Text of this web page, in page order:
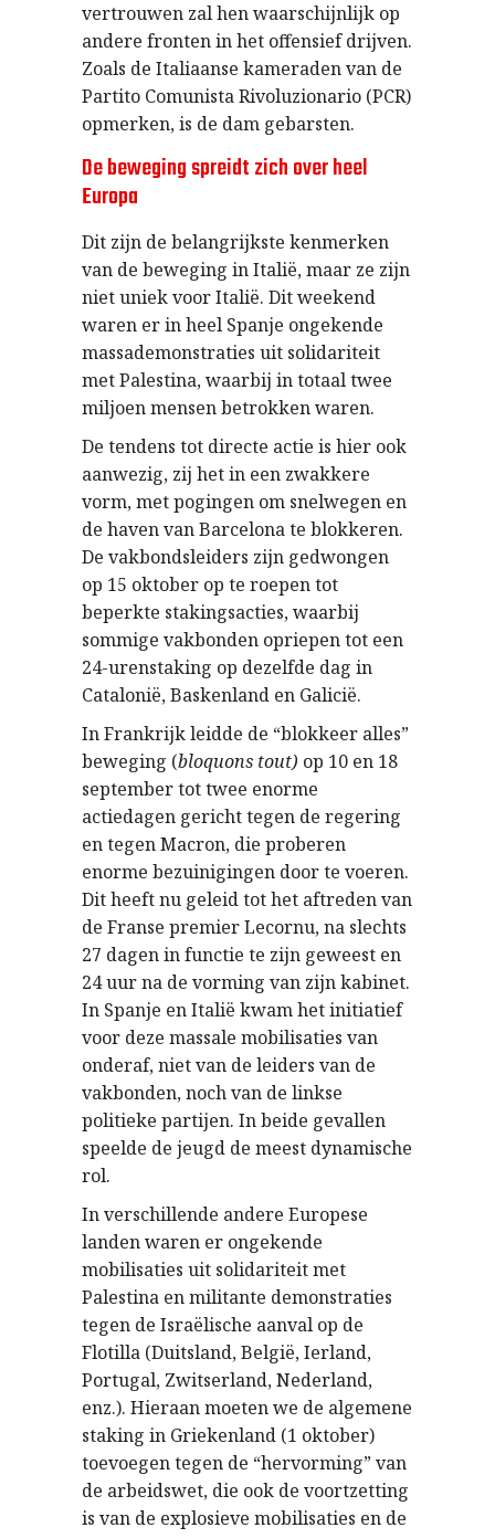
vertrouwen zal hen waarschijnlijk op
andere fronten in het offensief drijven.
Zoals de Italiaanse kameraden van de
Partito Comunista Rivoluzionario (PCR)
opmerken, is de dam gebarsten.
De beweging spreidt zich over heel
Europa
Dit zijn de belangrijkste kenmerken
van de beweging in Italië, maar ze zijn
niet uniek voor Italië. Dit weekend
waren er in heel Spanje ongekende
massademonstraties uit solidariteit
met Palestina, waarbij in totaal twee
miljoen mensen betrokken waren.
De tendens tot directe actie is hier ook
aanwezig, zij het in een zwakkere
vorm, met pogingen om snelwegen en
de haven van Barcelona te blokkeren.
De vakbondsleiders zijn gedwongen
op 15 oktober op te roepen tot
beperkte stakingsacties, waarbij
sommige vakbonden opriepen tot een
24-urenstaking op dezelfde dag in
Catalonië, Baskenland en Galicië.
In Frankrijk leidde de “blokkeer alles”
beweging (bloquons tout) op 10 en 18
september tot twee enorme
actiedagen gericht tegen de regering
en tegen Macron, die proberen
enorme bezuinigingen door te voeren.
Dit heeft nu geleid tot het aftreden van
de Franse premier Lecornu, na slechts
27 dagen in functie te zijn geweest en
24 uur na de vorming van zijn kabinet.
In Spanje en Italië kwam het initiatief
voor deze massale mobilisaties van
onderaf, niet van de leiders van de
vakbonden, noch van de linkse
politieke partijen. In beide gevallen
speelde de jeugd de meest dynamische
rol.
In verschillende andere Europese
landen waren er ongekende
mobilisaties uit solidariteit met
Palestina en militante demonstraties
tegen de Israëlische aanval op de
Flotilla (Duitsland, België, Ierland,
Portugal, Zwitserland, Nederland,
enz.). Hieraan moeten we de algemene
staking in Griekenland (1 oktober)
toevoegen tegen de “hervorming” van
de arbeidswet, die ook de voortzetting
is van de explosieve mobilisaties en de